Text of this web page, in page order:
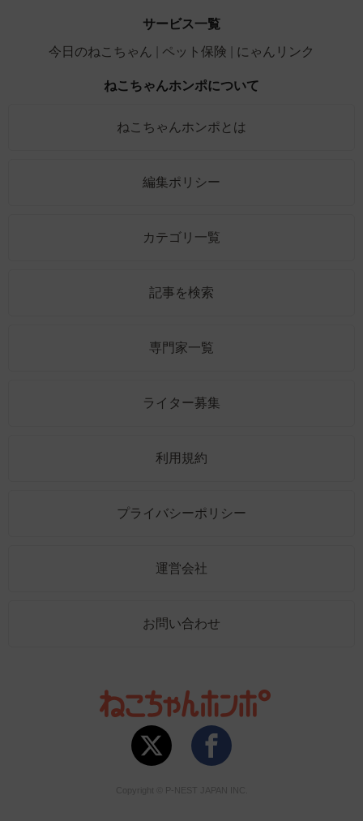
サービス一覧
今日のねこちゃん
ペット保険 にゃんリンク
ねこちゃんホンポについて
ねこちゃんホンポとは
編集ポリシー
カテゴリ一覧
記事を検索
専門家一覧
ライター募集
利用規約
プライバシーポリシー
運営会社
お問い合わせ
Copyright © P-NEST JAPAN INC.